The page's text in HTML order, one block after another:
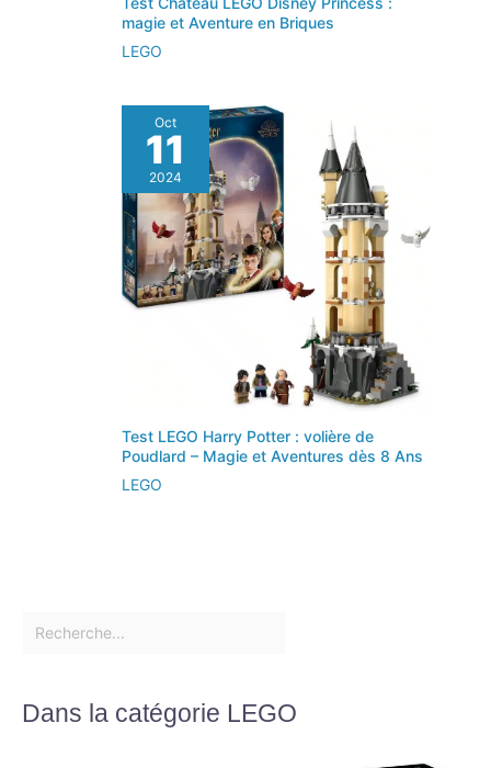
magie et Aventure en Briques
LEGO
Oct
11
2024
Test LEGO Harry Potter : volière de
Poudlard – Magie et Aventures dès 8 Ans
LEGO
Dans la catégorie LEGO